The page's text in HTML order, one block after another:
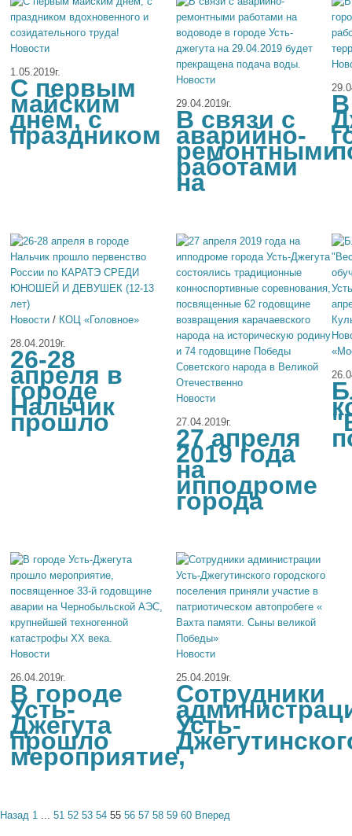
Новости
1.05.2019г.
C первым
майским
днём, с
праздником
Новости
29.04.2019г.
В связи с
аварийно-
ремонтными
работами
на
Новости / КОЦ «Головное»
28.04.2019г.
26-28
апреля в
городе
Нальчик
прошло
Новости
27.04.2019г.
27 апреля
2019 года
на
ипподроме
города
Новости
26.04.2019г.
В городе
Усть-
Джегута
прошло
мероприятие,
Новости
25.04.2019г.
Сотрудники
Усть-
Назад 1 ... 51 52 53 54 55 56 57 58 59 60 Вперед